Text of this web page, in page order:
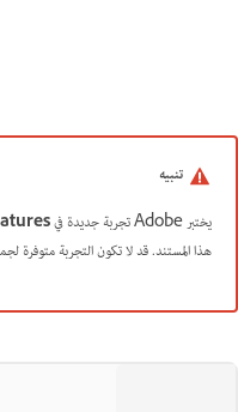
تنبيه
يختبر Adobe تجربة جديدة في
هذا المستند. قد لا تكون التجربة متوفرة